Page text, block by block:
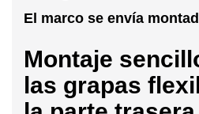
El marco se envía
Montaje
las grapas